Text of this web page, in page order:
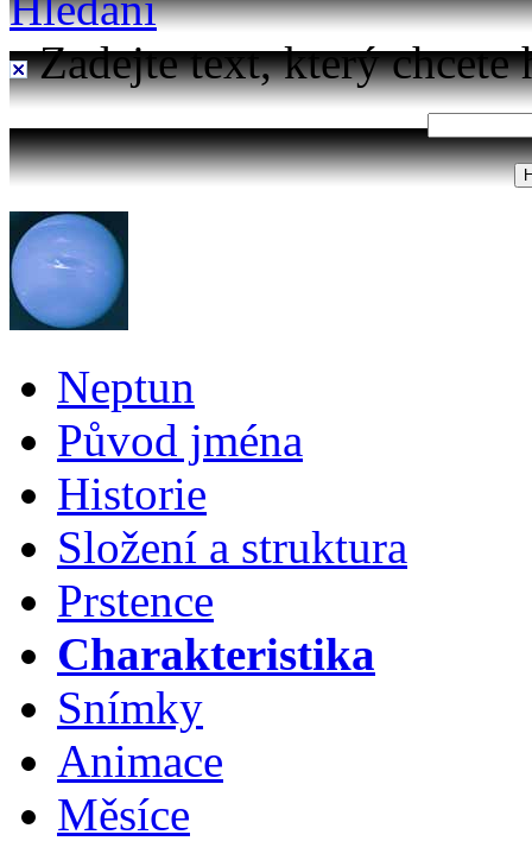
Zadejte text, který chcete
Neptun
Původ jména
Historie
Složení a struktura
Prstence
Charakteristika
Snímky
Animace
Měsíce